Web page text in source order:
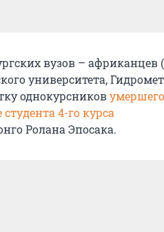
вузов – африканцев
университета,
однокурсниковумершего
4-го курса
Ролана Эпосака.